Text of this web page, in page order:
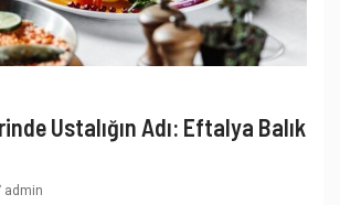
Ustalığın Adı: Eftalya Balık
admin